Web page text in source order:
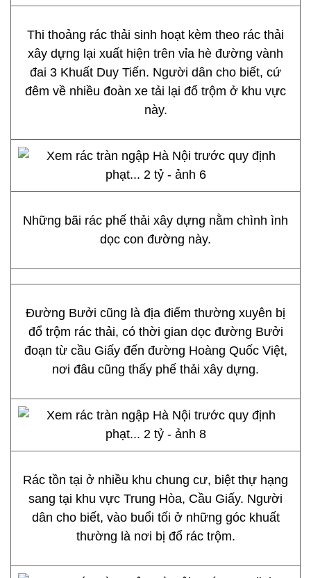
Thi thoảng rác thải sinh hoạt kèm theo rác thải
xây dựng lại xuất hiện trên vỉa hè đường vành
đai 3 Khuất Duy Tiến. Người dân cho biết, cứ
đêm về nhiều đoàn xe tải lại đổ trộm ở khu vực
này.
Những bãi rác phế thải xây dựng nằm chình ình
dọc con đường này.
Đường Bưởi cũng là địa điểm thường xuyên bị
đổ trộm rác thải, có thời gian dọc đường Bưởi
đoạn từ cầu Giấy đến đường Hoàng Quốc Việt,
nơi đâu cũng thấy phế thải xây dựng.
Rác tồn tại ở nhiều khu chung cư, biệt thự hạng
sang tại khu vực Trung Hòa, Cầu Giấy. Người
dân cho biết, vào buổi tối ở những góc khuất
thường là nơi bị đổ rác trộm.